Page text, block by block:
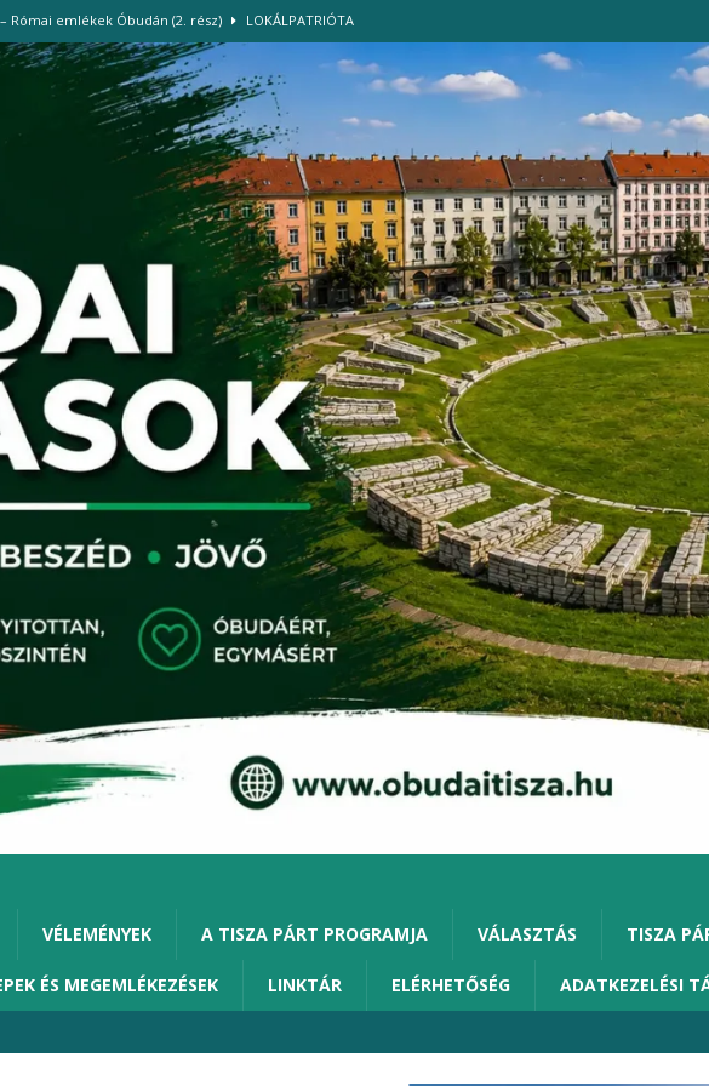
Római emlékek Óbudán (2. rész) LOKÁLPATRIÓTA
egymásra, és használjuk tudatosan a vizet és az energiát!
osztottak ki a III. kerületi TISZA Szigetek önkéntesei
Margit Kórházban HÍREK
Óbudát az Óbudai-szigettel HÍREK
VÉLEMÉNYEK A TISZA PÁRT PROGRAMJA VÁLASZTÁS TISZA
ÉS MEGEMLÉKEZÉSEK LINKTÁR ELÉRHETŐSÉG ADATKEZELÉSI